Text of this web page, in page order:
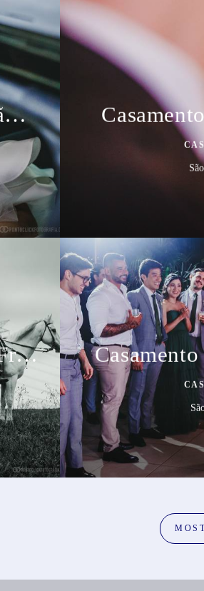
Casamento Patricia & João Paulo
Pré Wedding Gustavo & Franciele